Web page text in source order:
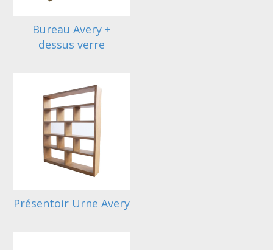
Bureau Avery +
dessus verre
Présentoir Urne Avery